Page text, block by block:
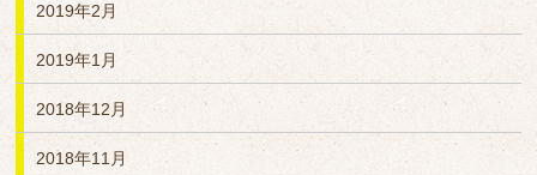
2019年2月
2019年1月
2018年12月
2018年11月